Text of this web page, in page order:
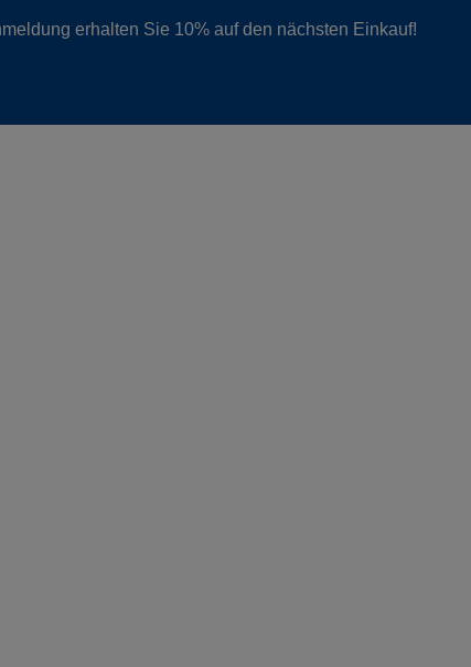
erhalten Sie 10% auf den nächsten Einkauf!